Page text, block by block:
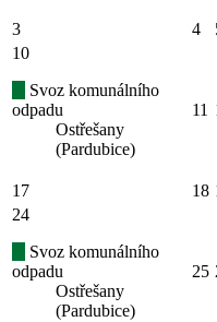
3 4
10
Svoz komunálního
odpadu
Ostřešany
(Pardubice)
11
17 18
24
Svoz komunálního
odpadu
Ostřešany
(Pardubice)
25